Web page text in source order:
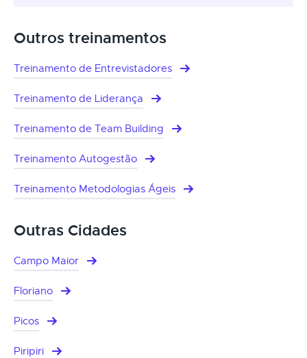
Outros treinamentos
Treinamento de Entrevistadores
Treinamento de Liderança
Treinamento de Team Building
Treinamento Autogestão
Treinamento Metodologias Ágeis
Outras Cidades
Campo Maior
Floriano
Picos
Piripiri